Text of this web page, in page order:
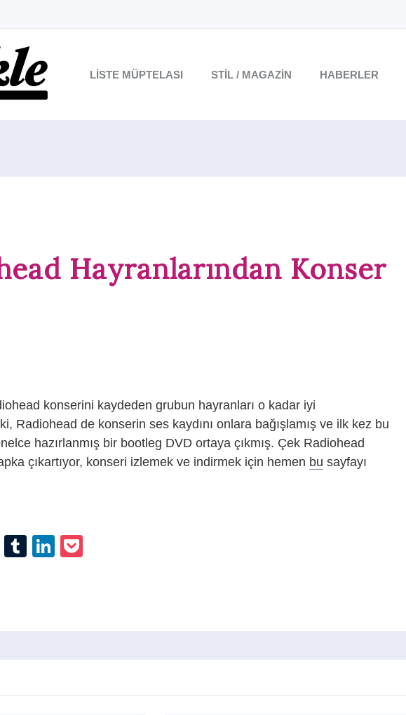
LISTE MÜPTELASI STIL / MAGAZIN HABERLER
Hayranlarından Konser
konserini kaydeden grubun hayranları o kadar iyi
Radiohead de konserin ses kaydını onlara bağışlamış ve ilk kez bu
hazırlanmış bir bootleg DVD ortaya çıkmış. Çek Radiohead
çıkartıyor, konseri izlemek ve indirmek için hemen bu sayfayı
Pinterest
TumblrLinkedIn